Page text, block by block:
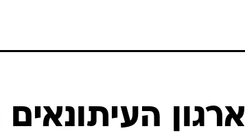
ארגון העיתונאים